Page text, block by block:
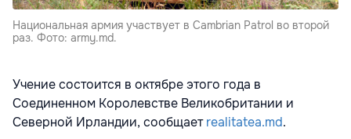
Национальная армия участвует в Cambrian Patrol во второй
раз. Фото: army.md.
Учение состоится в октябре этого года в
Соединенном Королевстве Великобритании и
Северной Ирландии, сообщаетrealitatea.md.